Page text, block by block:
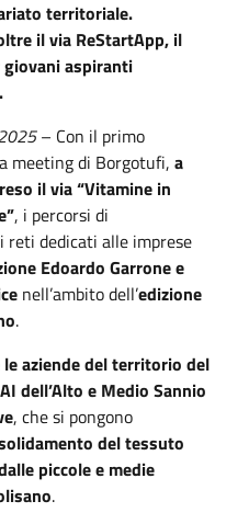
territoriale.
il via ReStartApp, il
giovani aspiranti
– Con il primo
meeting di Borgotufi, a
il via “Vitamine in
, i percorsi di
reti dedicati alle imprese
Edoardo Garrone e
nell’ambito dell’edizione
.
aziende del territorio del
dell’Alto e Medio Sannio
, che si pongono
del tessuto
piccole e medie
.